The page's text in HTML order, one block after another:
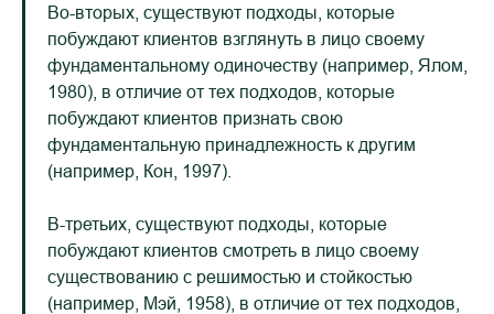
Во-вторых, существуют подходы, которые
побуждают клиентов взглянуть в лицо своему
фундаментальному одиночеству (например, Ялом,
1980), в отличие от тех подходов, которые
побуждают клиентов признать свою
фундаментальную принадлежность к другим
(например, Кон, 1997).
В-третьих, существуют подходы, которые
побуждают клиентов смотреть в лицо своему
существованию с решимостью и стойкостью
(например, Мэй, 1958), в отличие от тех подходов,